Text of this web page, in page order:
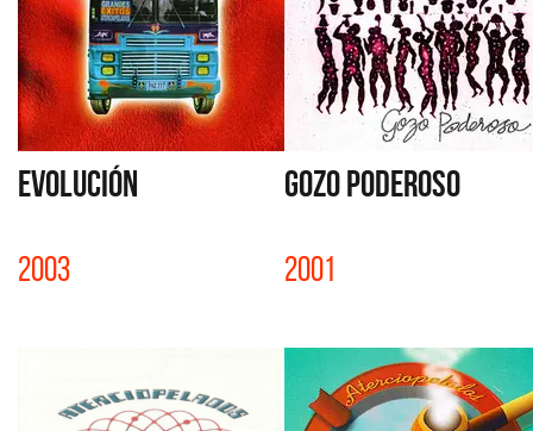
EVOLUCIÓN
2003
GOZO PODEROSO
2001